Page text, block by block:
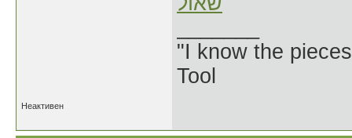
"I know the
Tool
Неактивен